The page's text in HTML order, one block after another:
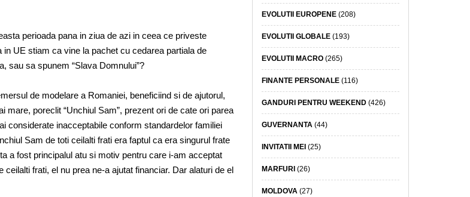
perioada pana in ziua de azi in ceea ce priveste
UE stiam ca vine la pachet cu cedarea partiala de
sau sa spunem “Slava Domnului”?
de modelare a Romaniei, beneficiind si de ajutorul,
mare, poreclit “Unchiul Sam”, prezent ori de cate ori parea
considerate inacceptabile conform standardelor familiei
Sam de toti ceilalti frati era faptul ca era singurul frate
a fost principalul atu si motiv pentru care i-am acceptat
frati, el nu prea ne-a ajutat financiar. Dar alaturi de el
EVOLUTII EUROPENE(208)
EVOLUTII GLOBALE(193)
EVOLUTII MACRO(265)
FINANTE PERSONALE(116)
GANDURI PENTRU WEEKEND(426)
GUVERNANTA (44)
INVITATII MEI(25)
MARFURI(26)
MOLDOVA (27)